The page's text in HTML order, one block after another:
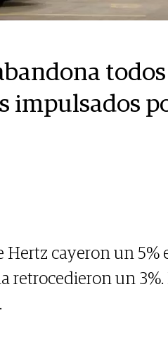
todos
impulsados
Hertz cayeron un 5%
retrocedieron un